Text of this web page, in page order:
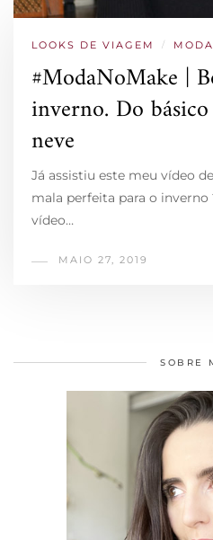
LOOKS DE VIAGEM / MODA
#ModaNoMake |
inverno. Do
neve
Já assistiu este meu vídeo
mala perfeita para o
vídeo…
MAIO 27, 2019
SOBRE